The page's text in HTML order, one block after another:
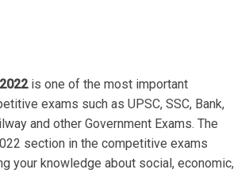
is one of the most important
exams such as UPSC, SSC, Bank,
and other Government Exams. The
section in the competitive exams
your knowledge about social, economic,